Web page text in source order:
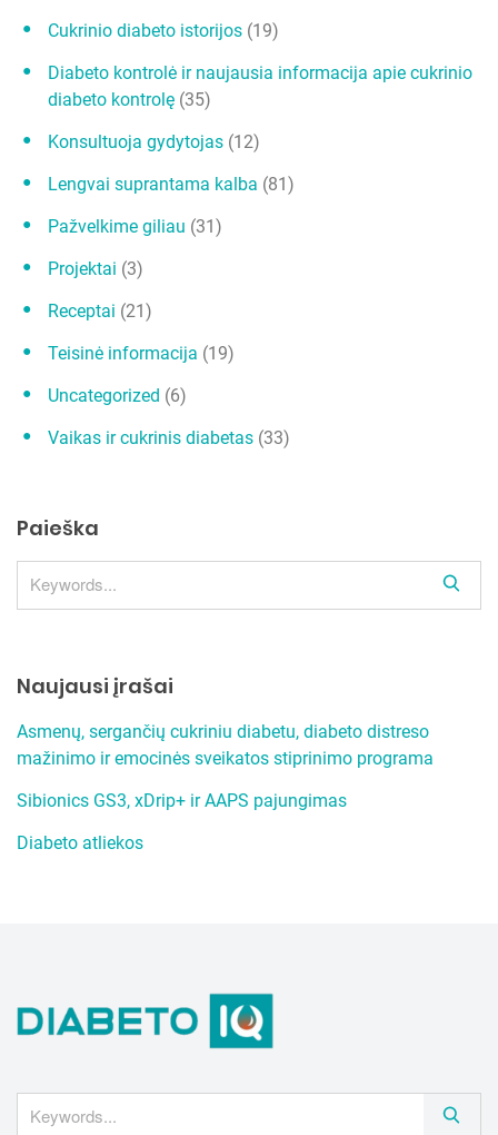
r
a
ų
Cukrinio diabeto istorijos (19)
Diabeto kontrolė ir naujausia informacija apie cukrinio
diabeto kontrolę (35)
Konsultuoja gydytojas (12)
Lengvai suprantama kalba (81)
Pažvelkime giliau (31)
Projektai (3)
Receptai (21)
Teisinė informacija (19)
Uncategorized (6)
Vaikas ir cukrinis diabetas (33)
Paieška
e
Naujausi įrašai
Asmenų, sergančių cukriniu diabetu, diabeto distreso
mažinimo ir emocinės sveikatos stiprinimo programa
Sibionics GS3, xDrip+ ir AAPS pajungimas
Diabeto atliekos